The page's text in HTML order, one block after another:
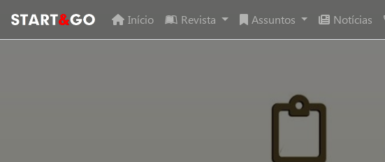
Início Revista Assuntos Notícias